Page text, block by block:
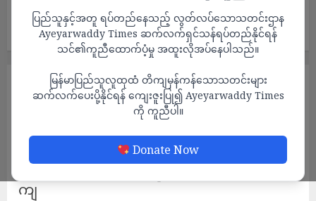
ပြည်သူနှင့်အတူ ရပ်တည်နေသည့် လွတ်လပ်သောသတင်းဌာန
Ayeyarwaddy Times ဆက်လက်ရှင်သန်ရပ်တည်နိုင်ရန်
သင်၏ကူညီထောက်ပံ့မှု အထူးလိုအပ်နေပါသည်။
မြန်မာပြည်သူလူထုထံ တိကျမှန်ကန်သောသတင်းများ
ဆက်လက်ပေးပို့နိုင်ရန် ကျေးဇူးပြု၍ Ayeyarwaddy Times
ကို ကူညီပါ။
Donate Now
အရေးယူမည်ဟု ထုတ် ပြန်ပြီးနောက် ၂ ရက်အတွင်း ဒေါ်လာစျေး ကျပ်
၂၀၀ ခန့်ကျဆင်းကာ ရွှေဈေးနှုန်း တစ်သိန်းခန့် ပြန်ကျ
စီးပွားရေး သတင်း
စစ်ကောင်စီ၏ ခွင့်ပြုချက်မရှိဘဲ နိုင်ငံခြားငွေ
ကိုင်ဆောင်ပါက အရေးယူမည်ဟု ထုတ် ပြန်ပြီး
နောက် ၂ ရက်အတွင်း ဒေါ်လာစျေး ကျပ် ၂၀၀
ခန့်ကျဆင်းကာ ရွှေဈေးနှုန်း တစ်သိန်းခန့် ပြန်
ကျ